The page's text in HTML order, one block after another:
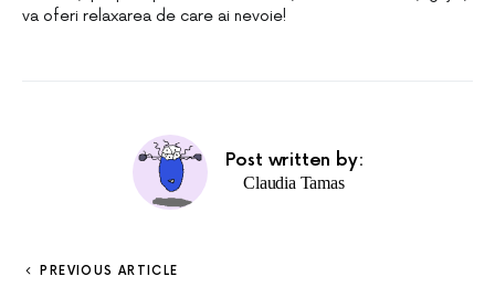
va oferi relaxarea de care ai nevoie!
Post written by:
Claudia Tamas
PREVIOUS ARTICLE